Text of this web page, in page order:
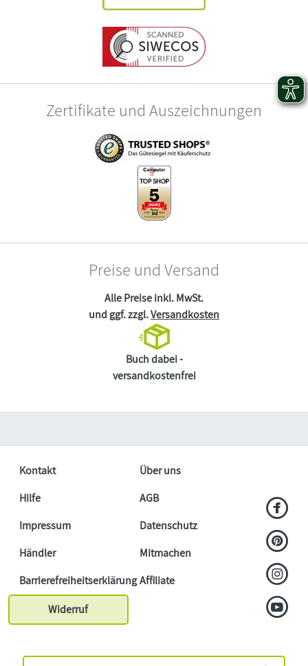
Zertifikate und Auszeichnungen
Preise und Versand
Alle Preise inkl. MwSt.
und ggf. zzgl.Versandkosten
Buch dabei -
versandkostenfrei
Kontakt
Über uns
Hilfe
AGB
Impressum
Datenschutz
Händler
Mitmachen
BarrierefreiheitserklärungAffiliate
Widerruf